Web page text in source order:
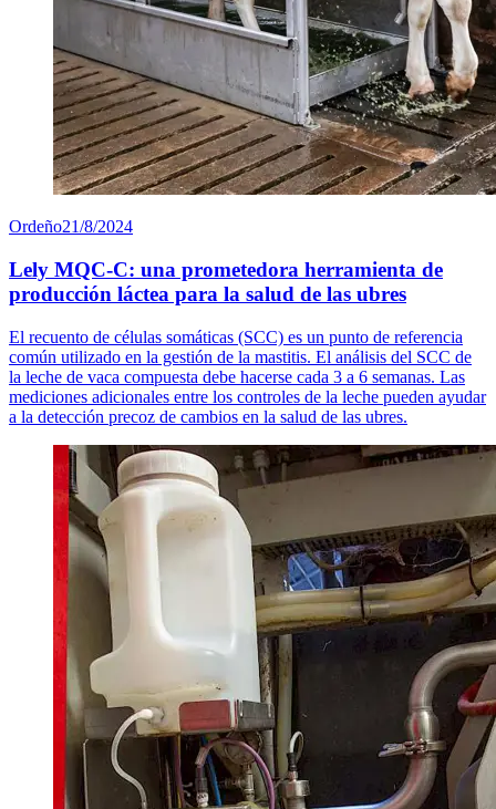
Ordeño21/8/2024
Lely MQC-C: una prometedora herramienta de
producción láctea para la salud de las ubres
El recuento de células somáticas (SCC) es un punto de referencia
común utilizado en la gestión de la mastitis. El análisis del SCC de
la leche de vaca compuesta debe hacerse cada 3 a 6 semanas. Las
mediciones adicionales entre los controles de la leche pueden ayudar
a la detección precoz de cambios en la salud de las ubres.